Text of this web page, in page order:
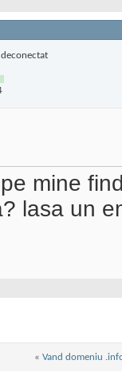
mine
lasa un
« Vand domeniu